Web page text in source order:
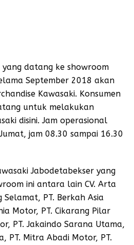
datang ke showroom
September 2018 akan
Kawasaki. Konsumen
untuk melakukan
disini. Jam operasional
jam 08.30 sampai 16.30
Jabodetabekser yang
ini antara lain CV. Arta
PT. Berkah Asia
Motor, PT. Cikarang Pilar
PT. Jakaindo Sarana Utama,
PT. Mitra Abadi Motor, PT.